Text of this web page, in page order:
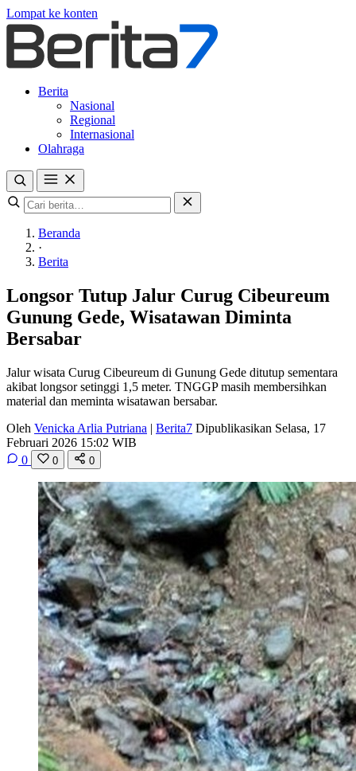
Lompat ke konten
Berita
Nasional
Regional
Internasional
Olahraga
Beranda
·
Berita
Longsor Tutup Jalur Curug Cibeureum
Gunung Gede, Wisatawan Diminta
Bersabar
Jalur wisata Curug Cibeureum di Gunung Gede ditutup sementara
akibat longsor setinggi 1,5 meter. TNGGP masih membersihkan
material dan meminta wisatawan bersabar.
Oleh Venicka Arlia Putriana | Berita7 Dipublikasikan Selasa, 17
Februari 2026 15:02 WIB
0
0 0